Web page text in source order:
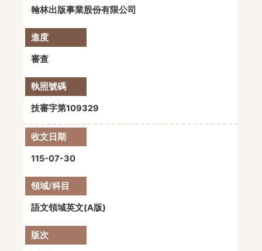
翰林出版事業股份有限公司
審查
技審字第109329
115-07-30
語文領域英文(A版)